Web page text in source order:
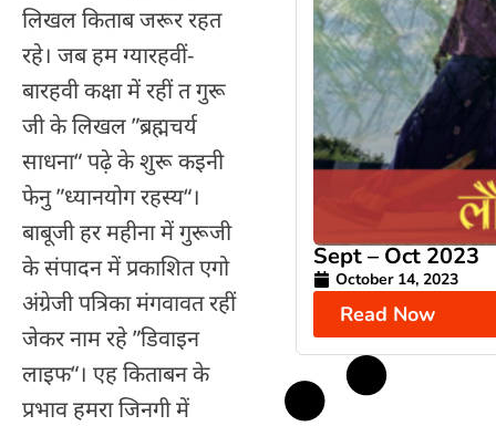
लिखल किताब जरूर रहत
रहे। जब हम ग्यारहवीं-
बारहवी कक्षा में रहीं त गुरू
जी के लिखल ”ब्रह्मचर्य
साधना“ पढ़े के शुरू कइनी
फेनु ”ध्यानयोग रहस्य“।
बाबूजी हर महीना में गुरूजी
के संपादन में प्रकाशित एगो
अंग्रेजी पत्रिका मंगवावत रहीं
जेकर नाम रहे ”डिवाइन
लाइफ“। एह किताबन के
प्रभाव हमरा जिनगी में
Sept – Oct 2023
October 14, 2023
Read Now